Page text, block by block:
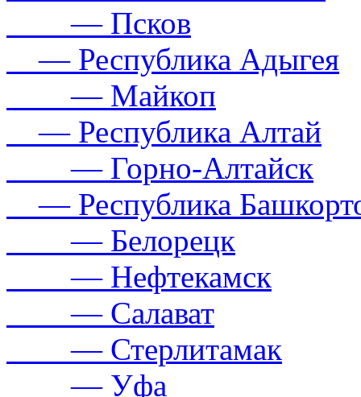
— Псков
— Республика Адыгея
— Майкоп
— Республика Алтай
— Горно-Алтайск
— Республика
— Белорецк
— Нефтекамск
— Салават
— Стерлитамак
— Уфа